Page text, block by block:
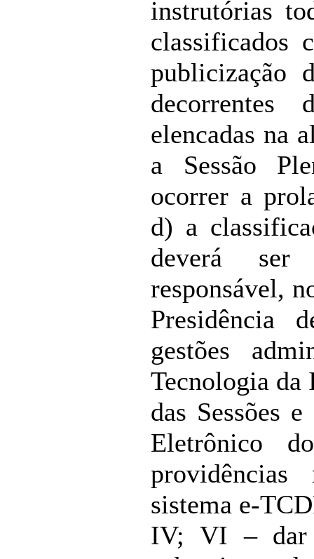
instrutórias
classificados
publicização
decorrentes
elencadas na
a Sessão
ocorrer a
d) a
deverá ser
responsável,
Presidência
gestões
Tecnologia da
das Sessões
Eletrônico
sistema e-
IV; VI – dar